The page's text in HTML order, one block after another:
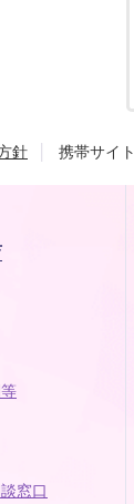
針 携帯サイト
窓口